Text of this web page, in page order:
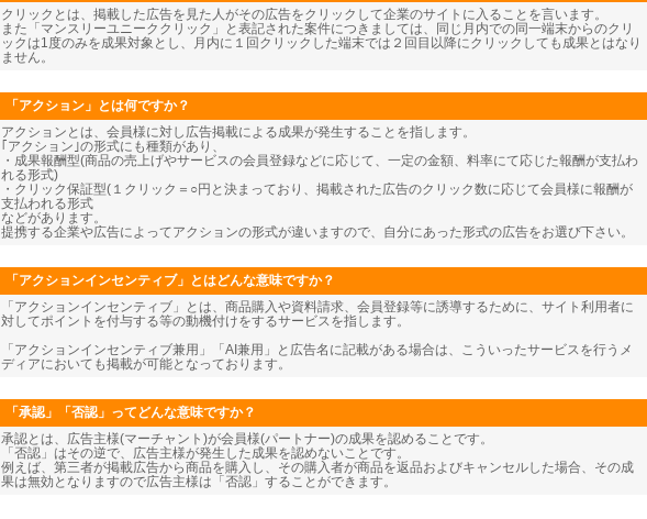
クリックとは、掲載した広告を見た人がその広告をクリックして企業のサイトに入ることを言います。
また「マンスリーユニーククリック」と表記された案件につきましては、同じ月内での同一端末からのクリ
ックは1度のみを成果対象とし、月内に１回クリックした端末では２回目以降にクリックしても成果とはなり
ません。
「アクション」とは何ですか？
アクションとは、会員様に対し広告掲載による成果が発生することを指します。
｢アクション｣の形式にも種類があり、
・成果報酬型(商品の売上げやサービスの会員登録などに応じて、一定の金額、料率にて応じた報酬が支払わ
れる形式)
・クリック保証型(１クリック＝○円と決まっており、掲載された広告のクリック数に応じて会員様に報酬が
支払われる形式
などがあります。
提携する企業や広告によってアクションの形式が違いますので、自分にあった形式の広告をお選び下さい。
「アクションインセンティブ」とはどんな意味ですか？
「アクションインセンティブ」とは、商品購入や資料請求、会員登録等に誘導するために、サイト利用者に
対してポイントを付与する等の動機付けをするサービスを指します。
「アクションインセンティブ兼用」「AI兼用」と広告名に記載がある場合は、こういったサービスを行うメ
ディアにおいても掲載が可能となっております。
「承認」「否認」ってどんな意味ですか？
承認とは、広告主様(マーチャント)が会員様(パートナー)の成果を認めることです。
「否認」はその逆で、広告主様が発生した成果を認めないことです。
例えば、第三者が掲載広告から商品を購入し、その購入者が商品を返品およびキャンセルした場合、その成
果は無効となりますので広告主様は「否認」することができます。